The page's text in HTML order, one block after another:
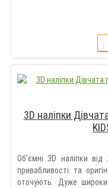
3D наліпки
Об’ємні 3D наліпки
привабливості та
оточують. Дуже